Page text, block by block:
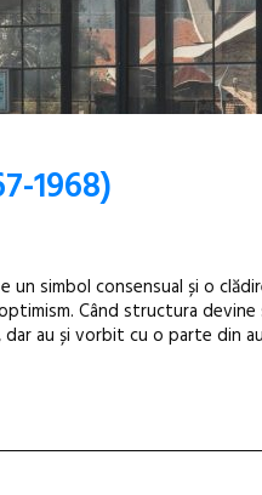
1968)
un simbol consensual și o
Când structura
dar au și vorbit cu o parte din